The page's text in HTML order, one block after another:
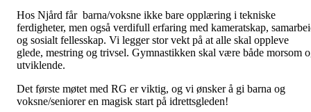
Hos Njård får barna/voksne ikke bare opplæring i tekniske
ferdigheter, men også verdifull erfaring med kameratskap,
og sosialt fellesskap. Vi legger stor vekt på at alle skal oppleve
glede, mestring og trivsel. Gymnastikken skal være både morsom
utviklende.
Det første møtet med RG er viktig, og vi ønsker å gi barna og
voksne/seniorer en magisk start på idrettsgleden!